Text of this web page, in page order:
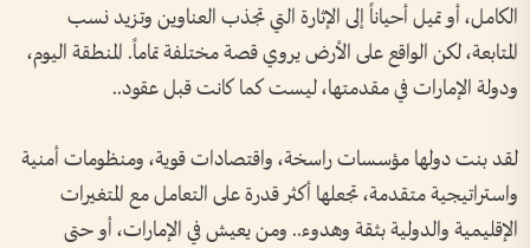
الكامل، أو تميل أحياناً إلى الإثارة التي تجذب العناوين وتزيد نسب
المتابعة، لكن الواقع على الأرض يروي قصة مختلفة تماماً. المنطقة اليوم،
ودولة الإمارات في مقدمتها، ليست كما كانت قبل عقود..
لقد بنت دولها مؤسسات راسخة، واقتصادات قوية، ومنظومات أمنية
واستراتيجية متقدمة، تجعلها أكثر قدرة على التعامل مع المتغيرات
الإقليمية والدولية بثقة وهدوء.. ومن يعيش في الإمارات، أو حتى